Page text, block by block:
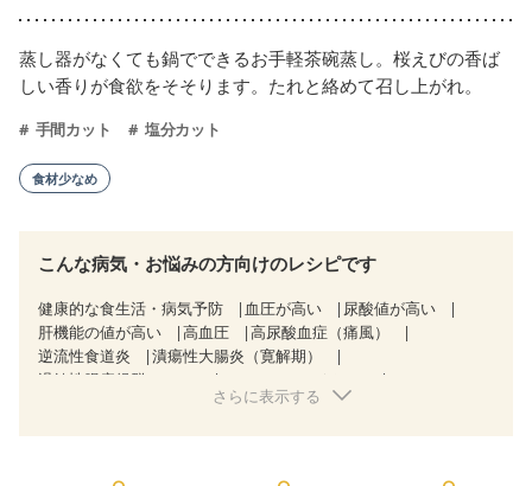
蒸し器がなくても鍋でできるお手軽茶碗蒸し。桜えびの香ば
しい香りが食欲をそそります。たれと絡めて召し上がれ。
手間カット 塩分カット
食材少なめ
こんな病気・お悩みの方向けのレシピです
健康的な食生活・病気予防 血圧が高い
尿酸値が高い
肝機能の値が高い
高血圧
高尿酸血症（痛風）
逆流性食道炎
潰瘍性大腸炎（寛解期）
過敏性腸症候群（IBS）
CKD（ステージ３a）
透析
乳がん（抗がん剤治療中）
さらに表示する